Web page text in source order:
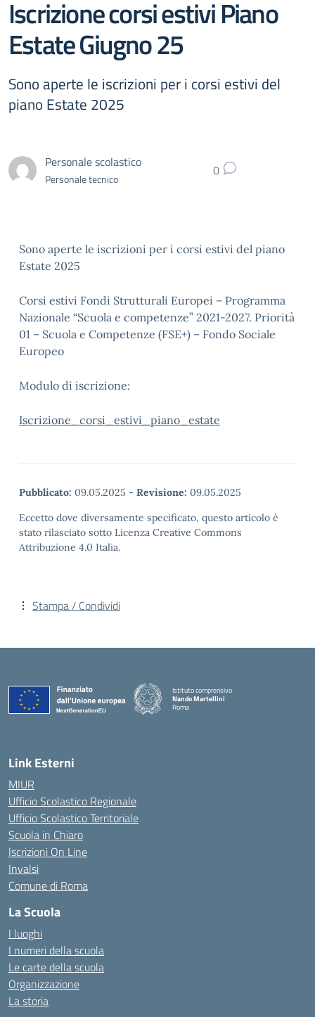
Iscrizione corsi estivi Piano
Estate Giugno 25
Sono aperte le iscrizioni per i corsi estivi del
piano Estate 2025
Personale scolastico
Personale tecnico 0
Sono aperte le iscrizioni per i corsi estivi del piano
Estate 2025
Corsi estivi Fondi Strutturali Europei – Programma
Nazionale “Scuola e competenze” 2021-2027. Priorità
01 – Scuola e Competenze (FSE+) – Fondo Sociale
Europeo
Modulo di iscrizione:
Iscrizione_corsi_estivi_piano_estate
Pubblicato: 09.05.2025 - Revisione: 09.05.2025
Eccetto dove diversamente specificato, questo articolo è
stato rilasciato sotto Licenza Creative Commons
Attribuzione 4.0 Italia.
Stampa / Condividi
Istituto comprensivo
Nando Martellini
Roma
Link Esterni
MIUR
Ufficio Scolastico Regionale
Ufficio Scolastico Territoriale
Scuola in Chiaro
Iscrizioni On Line
Invalsi
Comune di Roma
La Scuola
I luoghi
I numeri della scuola
Le carte della scuola
Organizzazione
La storia